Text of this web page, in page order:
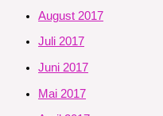
August 2017
Juli 2017
Juni 2017
Mai 2017